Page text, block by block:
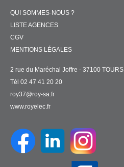
QUI SOMMES-NOUS ?
LISTE AGENCES
CGV
MENTIONS LÉGALES
2 rue du Maréchal Joffre - 37100 TOURS
Tél 02 47 41 20 20
roy37@roy-sa.fr
www.royelec.fr